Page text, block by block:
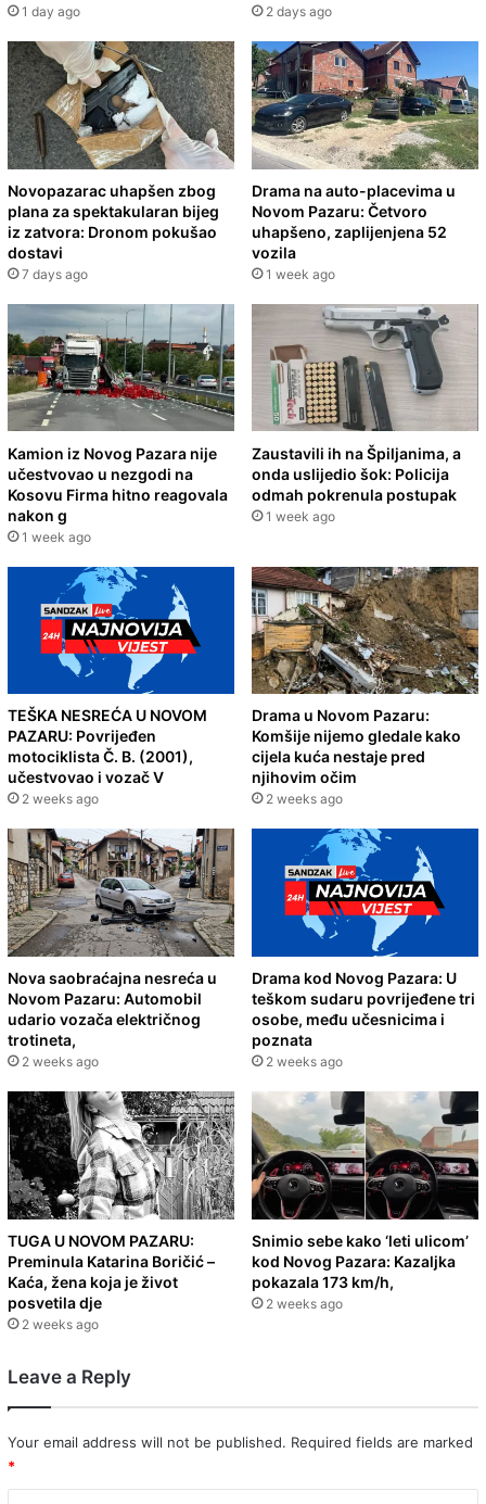
1 day ago 2 days ago
Novopazarac uhapšen zbog
plana za spektakularan bijeg
iz zatvora: Dronom pokušao
dostavi
7 days ago
Drama na auto-placevima u
Novom Pazaru: Četvoro
uhapšeno, zaplijenjena 52
vozila
1 week ago
Kamion iz Novog Pazara nije
učestvovao u nezgodi na
Kosovu Firma hitno reagovala
nakon g
1 week ago
Zaustavili ih na Špiljanima, a
onda uslijedio šok: Policija
odmah pokrenula postupak
1 week ago
TEŠKA NESREĆA U NOVOM
PAZARU: Povrijeđen
motociklista Č. B. (2001),
učestvovao i vozač V
2 weeks ago
Drama u Novom Pazaru:
Komšije nijemo gledale kako
cijela kuća nestaje pred
njihovim očim
2 weeks ago
Nova saobraćajna nesreća u
Novom Pazaru: Automobil
udario vozača električnog
trotineta,
2 weeks ago
Drama kod Novog Pazara: U
teškom sudaru povrijeđene tri
osobe, među učesnicima i
poznata
2 weeks ago
TUGA U NOVOM PAZARU:
Preminula Katarina Boričić –
Kaća, žena koja je život
posvetila dje
2 weeks ago
Snimio sebe kako ‘leti ulicom’
kod Novog Pazara: Kazaljka
pokazala 173 km/h,
2 weeks ago
Leave a Reply
Your email address will not be published. Required fields are marked
*